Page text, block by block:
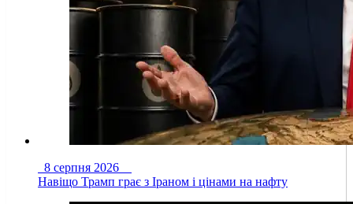
8 серпня 2026
Навіщо Трамп грає з Іраном і цінами на нафту